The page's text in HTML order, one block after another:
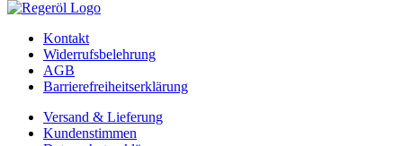
Kontakt
Widerrufsbelehrung
AGB
Barrierefreiheitserklärung
Versand & Lieferung
Kundenstimmen